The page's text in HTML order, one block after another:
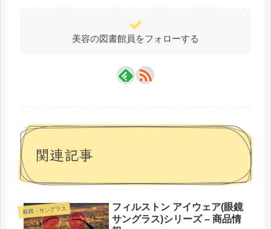
美容の図書館員をフォローする
関連記事
眼鏡・サングラス
フィルストン アイウェア(眼鏡
サングラス)シリーズ – 商品情